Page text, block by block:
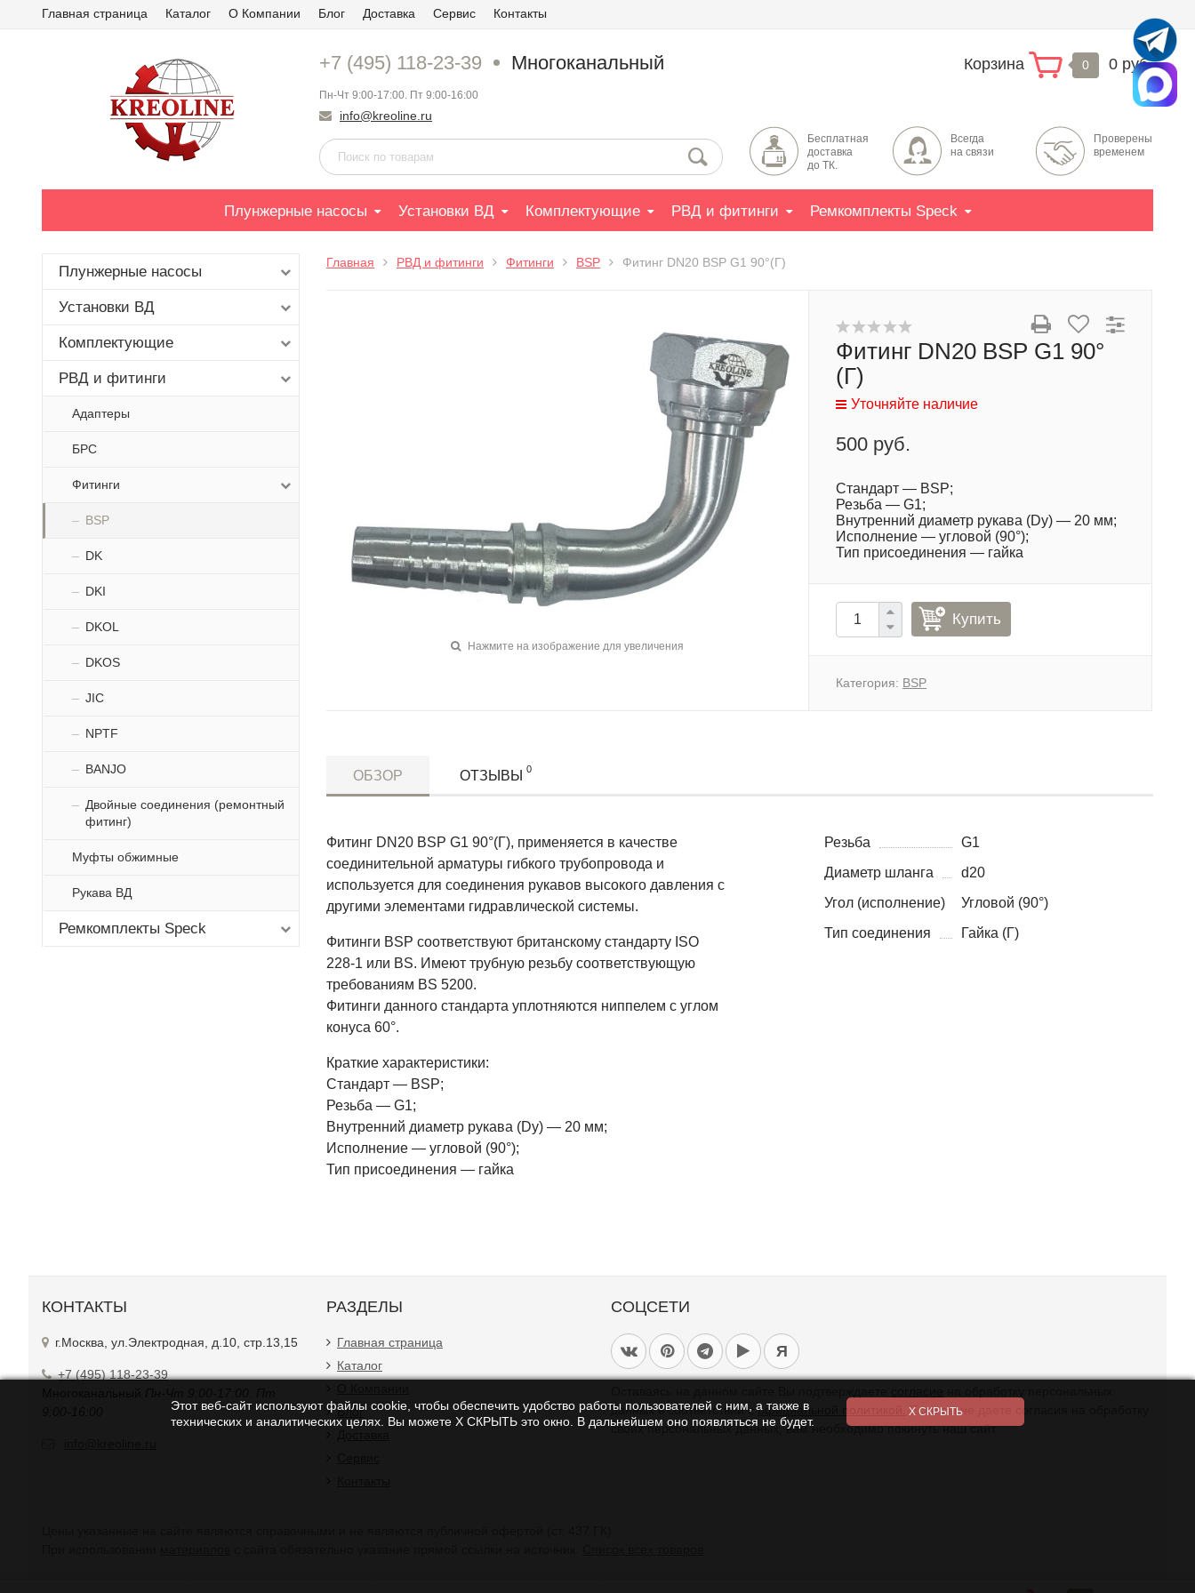
Главная страница Каталог О Компании Блог Доставка Сервис Контакты
+7 (495) 118-23-39 Многоканальный
Пн-Чт 9:00-17:00. Пт 9:00-16:00
info@kreoline.ru
Корзина 0 0 руб.
Бесплатная
доставка
до ТК.
Всегда
на связи
Проверены
временем
Плунжерные насосы Установки ВД Комплектующие РВД и фитинги Ремкомплекты Speck
Плунжерные насосы
Установки ВД
Комплектующие
РВД и фитинги
Адаптеры
БРС
Фитинги
BSP
DK
DKI
DKOL
DKOS
JIC
NPTF
BANJO
Двойные соединения (ремонтный
фитинг)
Муфты обжимные
Рукава ВД
Ремкомплекты Speck
Главная РВД и фитинги Фитинги BSP Фитинг DN20 BSP G1 90°(Г)
Нажмите на изображение для увеличения
Фитинг DN20 BSP G1 90°
(Г)
Уточняйте наличие
500 руб.
Стандарт — BSP;
Резьба — G1;
Внутренний диаметр рукава (Dy) — 20 мм;
Исполнение — угловой (90°);
Тип присоединения — гайка
Купить
Категория: BSP
ОБЗОР ОТЗЫВЫ 0
Фитинг DN20 BSP G1 90°(Г), применяется в качестве
соединительной арматуры гибкого трубопровода и
используется для соединения рукавов высокого давления с
другими элементами гидравлической системы.
Фитинги BSP соответствуют британскому стандарту ISO
228-1 или BS. Имеют трубную резьбу соответствующую
требованиям BS 5200.
Фитинги данного стандарта уплотняются ниппелем с углом
конуса 60°.
Краткие характеристики:
Стандарт — BSP;
Резьба — G1;
Внутренний диаметр рукава (Dy) — 20 мм;
Исполнение — угловой (90°);
Тип присоединения — гайка
Резьба
G1
Диаметр шланга
d20
Угол (исполнение)
Угловой (90°)
Тип соединения
Гайка (Г)
КОНТАКТЫ
г.Москва, ул.Электродная, д.10, стр.13,15
+7 (495) 118-23-39
РАЗДЕЛЫ
Главная страница
Каталог
Блог
СОЦСЕТИ
Я
данных в соответствии софициальной политикой.
Если вы не даете согласия на обработку
своих персональных данных, вам необходимо покинуть наш сайт.
Этот веб-сайт используют файлы cookie, чтобы обеспечить удобство работы пользователей с ним, а также в
технических и аналитических целях. Вы можете Х СКРЫТЬ это окно. В дальнейшем оно появляться не будет.